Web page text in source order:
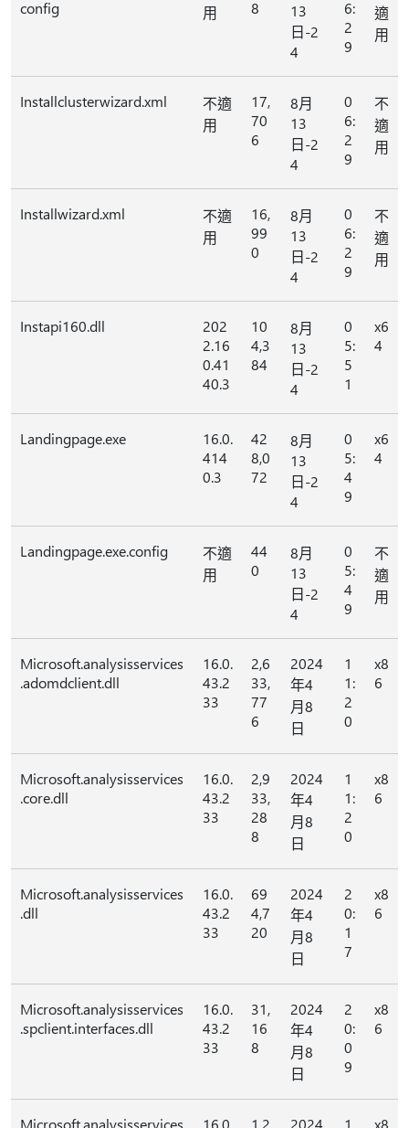
config
用
8
13
日-2
4
6:
2
9
適
用
Installclusterwizard.xml
不適
用
17,
70
6
8月
13
日-2
4
0
6:
2
9
不
適
用
Installwizard.xml
不適
用
16,
99
0
8月
13
日-2
4
0
6:
2
9
不
適
用
Instapi160.dll
202
2.16
0.41
40.3
10
4,3
84
8月
13
日-2
4
0
5:
5
1
x6
4
Landingpage.exe
16.0.
414
0.3
42
8,0
72
8月
13
日-2
4
0
5:
4
9
x6
4
Landingpage.exe.config
不適
用
44
0
8月
13
日-2
4
0
5:
4
9
不
適
用
Microsoft.analysisservices
.adomdclient.dll
16.0.
43.2
33
2,6
33,
77
6
2024
年4
月8
日
1
1:
2
0
x8
6
Microsoft.analysisservices
.core.dll
16.0.
43.2
33
2,9
33,
28
8
2024
年4
月8
日
1
1:
2
0
x8
6
Microsoft.analysisservices
.dll
16.0.
43.2
33
69
4,7
20
2024
年4
月8
日
2
0:
1
7
x8
6
Microsoft.analysisservices
.spclient.interfaces.dll
16.0.
43.2
33
31,
16
8
2024
年4
月8
日
2
0:
0
9
x8
6
Microsoft.analysisservices 16.0. 1,2 2024 1, x8